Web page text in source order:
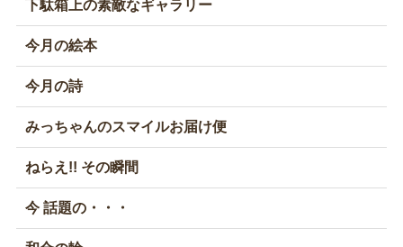
下駄箱上の素敵なギャラリー
今月の絵本
今月の詩
みっちゃんのスマイルお届け便
ねらえ!! その瞬間
今 話題の・・・